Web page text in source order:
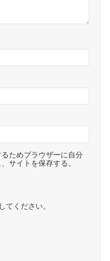
ためブラウザーに自分
サイトを保存する。
てください。